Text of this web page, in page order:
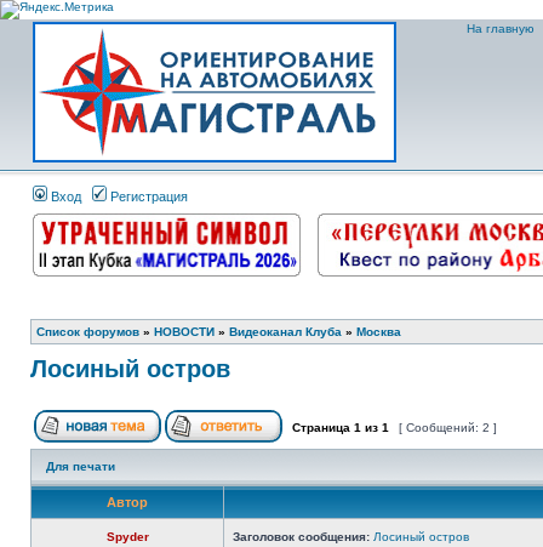
На главную
Вход Регистрация
Список форумов » НОВОСТИ » Видеоканал Клуба » Москва
Лосиный остров
Страница 1 из 1 [ Сообщений: 2 ]
Для печати
Автор
Spyder Заголовок сообщения: Лосиный остров